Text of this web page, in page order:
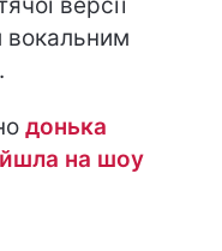
донька
на шоу